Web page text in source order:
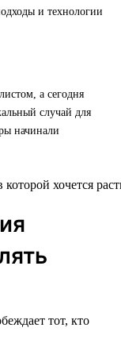
и технологии
а сегодня
случай для
начинали
тот, кто